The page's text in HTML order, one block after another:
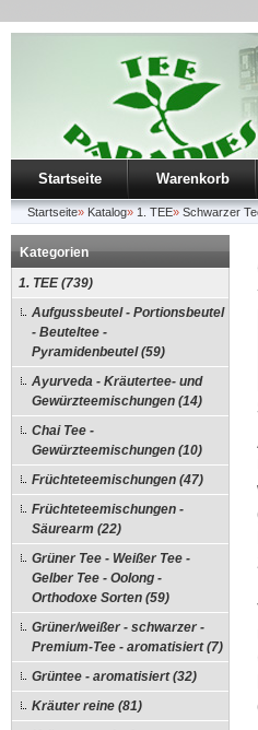
Startseite Warenkorb
Startseite» Katalog» 1. TEE» Schwarzer
Kategorien
1. TEE (739)
Aufgussbeutel - Portionsbeutel
- Beuteltee -
Pyramidenbeutel (59)
Ayurveda - Kräutertee- und
Gewürzteemischungen (14)
Chai Tee -
Gewürzteemischungen (10)
Früchteteemischungen (47)
Früchteteemischungen -
Säurearm (22)
Grüner Tee - Weißer Tee -
Gelber Tee - Oolong -
Orthodoxe Sorten (59)
Grüner/weißer - schwarzer -
Premium-Tee - aromatisiert (7)
Grüntee - aromatisiert (32)
Kräuter reine (81)